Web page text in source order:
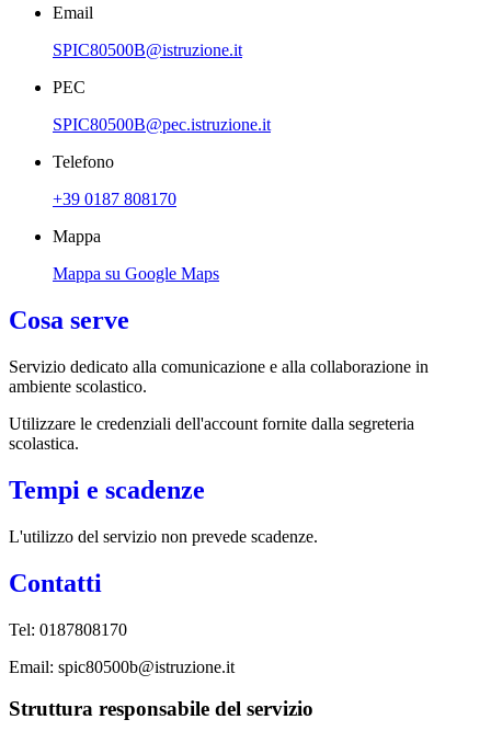
Email
SPIC80500B@istruzione.it
PEC
SPIC80500B@pec.istruzione.it
Telefono
+39 0187 808170
Mappa
Mappa su Google Maps
Cosa serve
Servizio dedicato alla comunicazione e alla collaborazione in
ambiente scolastico.
Utilizzare le credenziali dell'account fornite dalla segreteria
scolastica.
Tempi e scadenze
L'utilizzo del servizio non prevede scadenze.
Contatti
Tel: 0187808170
Email: spic80500b@istruzione.it
Struttura responsabile del servizio